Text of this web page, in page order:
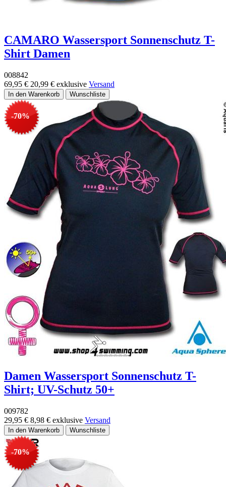
CAMARO Wassersport Sonnenschutz T-
Shirt Damen
008842
69,95 € 20,99 € exklusive Versand
-70%
Damen Wassersport Sonnenschutz T-
Shirt; UV-Schutz 50+
009782
29,95 € 8,98 € exklusive Versand
-70%